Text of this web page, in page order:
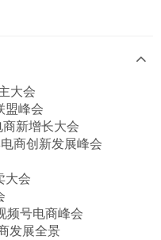
大会
盟峰会
新增长大会
商创新发展峰会
大会
频号电商峰会
发展全景